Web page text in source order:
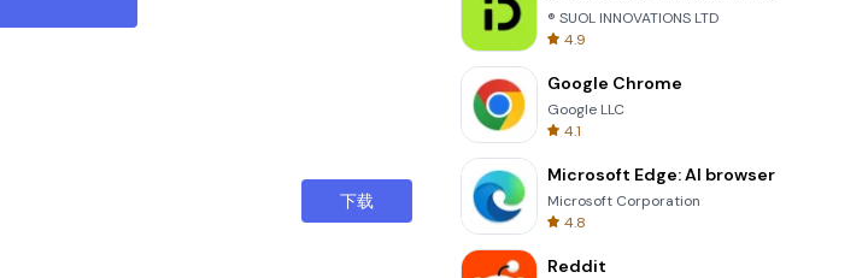
下载
® SUOL INNOVATIONS LTD
4.9
Google Chrome
Google LLC
4.1
Microsoft Edge: AI browser
Microsoft Corporation
4.8
Reddit